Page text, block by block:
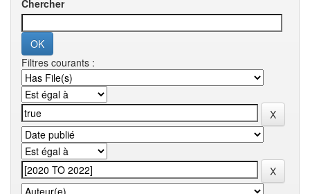
Chercher
Filtres courants :